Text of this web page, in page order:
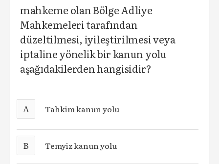
mahkeme olan Bölge Adliye
Mahkemeleri tarafından
düzeltilmesi, iyileştirilmesi veya
iptaline yönelik bir kanun yolu
aşağıdakilerden hangisidir?
A Tahkim kanun yolu
B Temyiz kanun yolu